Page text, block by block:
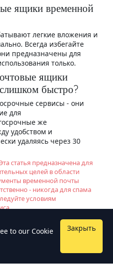
ящики временной
легкие вложения и
Всегда избегайте
предназначены для
только.
ящики
быстро?
сервисы - они
для
же
удобством и
удаляясь через 30
статья предназначена для
целей в области
временной почты
- никогда для спама
условиям
to our Cookie
Закрыть